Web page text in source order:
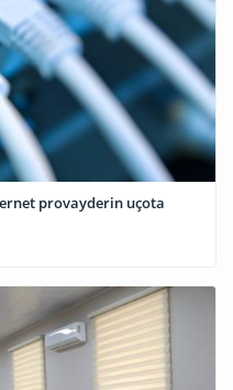
provayderin uçota